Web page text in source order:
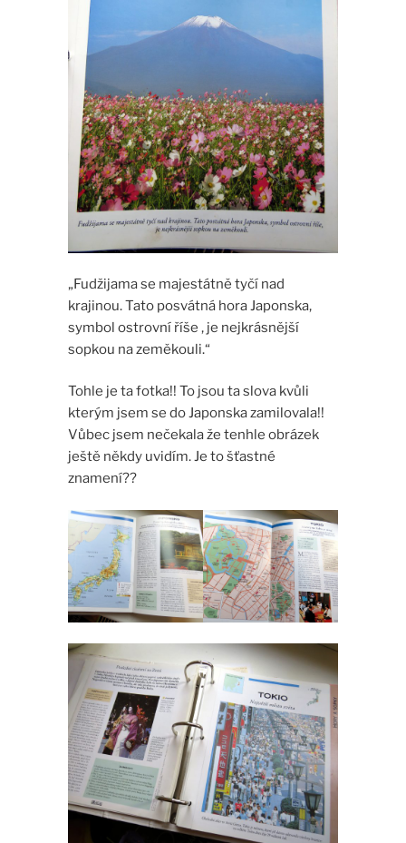
„Fudžijama se majestátně tyčí nad
krajinou. Tato posvátná hora Japonska,
symbol ostrovní říše , je nejkrásnější
sopkou na zeměkouli.“
Tohle je ta fotka!! To jsou ta slova kvůli
kterým jsem se do Japonska zamilovala!!
Vůbec jsem nečekala že tenhle obrázek
ještě někdy uvidím. Je to šťastné
znamení??